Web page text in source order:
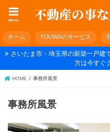
menu
ホーム YOUWAのサービス
さいたま市・埼玉県の新築一戸
方は今すぐ
HOME 事務所風景
事務所風景